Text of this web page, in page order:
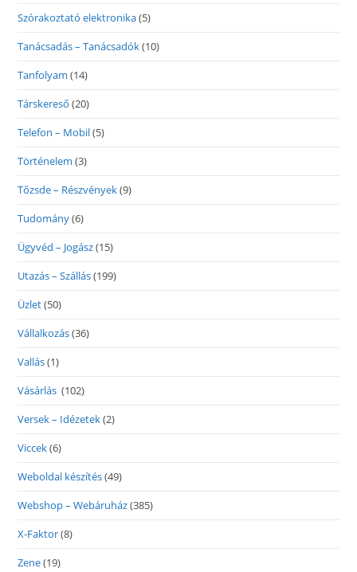
Szórakoztató elektronika(5)
Tanácsadás – Tanácsadók(10)
Tanfolyam (14)
Társkereső (20)
Telefon – Mobil(5)
Történelem (3)
Tőzsde – Részvények(9)
Tudomány(6)
Ügyvéd – Jogász(15)
Utazás – Szállás(199)
Üzlet(50)
Vállalkozás(36)
Vallás(1)
Vásárlás (102)
Versek – Idézetek(2)
Viccek(6)
Weboldal készítés(49)
Webshop – Webáruház(385)
X-Faktor(8)
Zene(19)